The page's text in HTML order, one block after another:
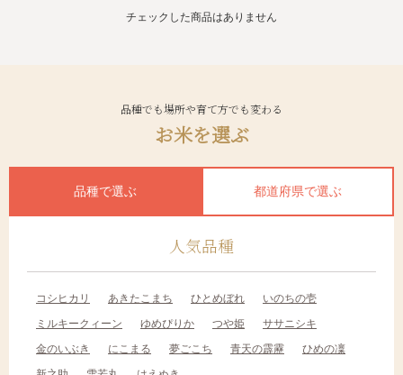
チェックした商品はありません
品種でも場所や育て方でも変わる
お米を選ぶ
品種で選ぶ 都道府県で選ぶ
人気品種
コシヒカリ あきたこまち ひとめぼれ
いのちの壱
ミルキークィーン
ゆめぴりか つや姫
ササニシキ
金のいぶき
にこまる 夢ごこち 青天の霹靂
ひめの凜